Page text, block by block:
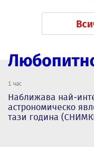
1 час
Наближава най-
астрономическо
тази година